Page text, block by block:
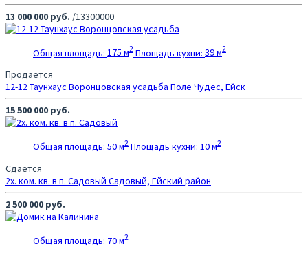
13 000 000 руб. /13300000
Общая площадь: 175 м2 Площадь кухни: 39 м2
Продается
12-12 Таунхаус Воронцовская усадьба Поле Чудес, Ейск
15 500 000 руб.
Общая площадь: 50 м2 Площадь кухни: 10 м2
Сдается
2х. ком. кв. в п. Садовый Садовый, Ейский район
2 500 000 руб.
Общая площадь: 70 м2